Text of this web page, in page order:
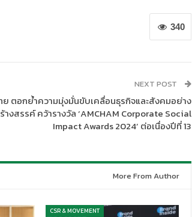
340
NEXT POST
ย ตอกย้ำความมุ่งมั่นขับเคลื่อนธุรกิจและสังคมอย่าง
างสรรค์ คว้ารางวัล ‘AMCHAM Corporate Social
Impact Awards 2024’ ต่อเนื่องปีที่ 13
More From Author
CSR & MOVEMENT